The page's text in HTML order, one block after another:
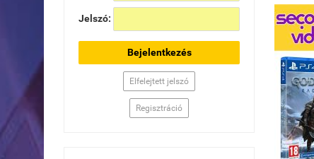
Jelszó:
Bejelentkezés
Elfelejtett jelszó
Regisztráció